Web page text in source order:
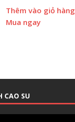
Thêm vào giỏ hàng
Mua ngay
CAO SU